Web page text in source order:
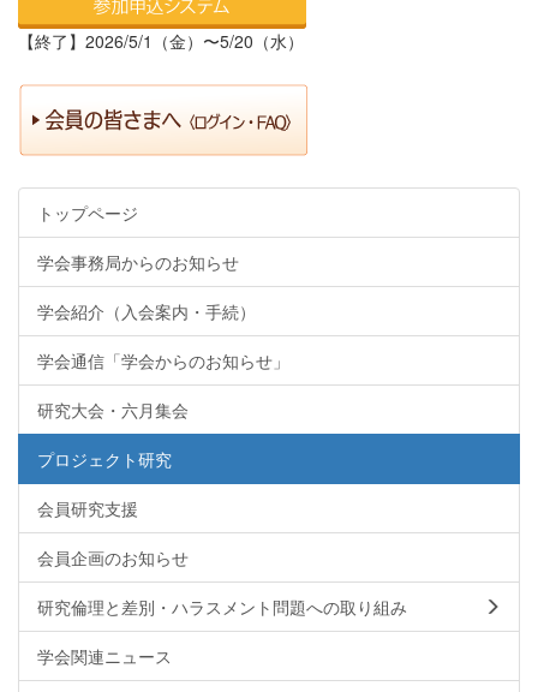
【終了】2026/5/1（金）〜5/20（水）
トップページ
学会事務局からのお知らせ
学会紹介（入会案内・手続）
学会通信「学会からのお知らせ」
研究大会・六月集会
プロジェクト研究
会員研究支援
会員企画のお知らせ
研究倫理と差別・ハラスメント問題への取り組み
学会関連ニュース